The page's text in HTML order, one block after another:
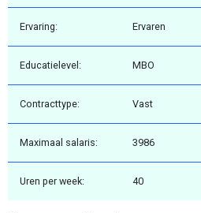
Ervaring: Ervaren
Educatielevel: MBO
Contracttype: Vast
Maximaal salaris: 3986
Uren per week: 40